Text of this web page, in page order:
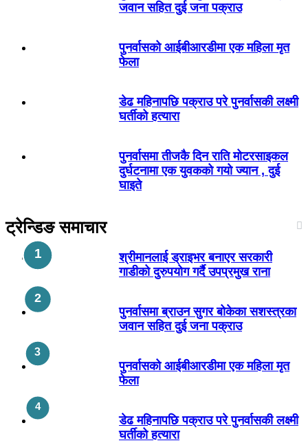
जवान सहित दुई जना पक्राउ
पुनर्वासको आईबीआरडीमा एक महिला मृत
फेला
डेढ महिनापछि पक्राउ परे पुनर्वासकी लक्ष्मी
घर्तीको हत्यारा
पुनर्वासमा तीजकै दिन राति मोटरसाइकल
दुर्घटनामा एक युवकको गयो ज्यान , दुई
घाइते
ट्रेन्डिङ समाचार
श्रीमानलाई ड्राइभर बनाएर सरकारी
गाडीको दुरुपयोग गर्दै उपप्रमुख राना
पुनर्वासमा ब्राउन सुगर बोकेका सशस्त्रका
जवान सहित दुई जना पक्राउ
पुनर्वासको आईबीआरडीमा एक महिला मृत
फेला
डेढ महिनापछि पक्राउ परे पुनर्वासकी लक्ष्मी
घर्तीको हत्यारा